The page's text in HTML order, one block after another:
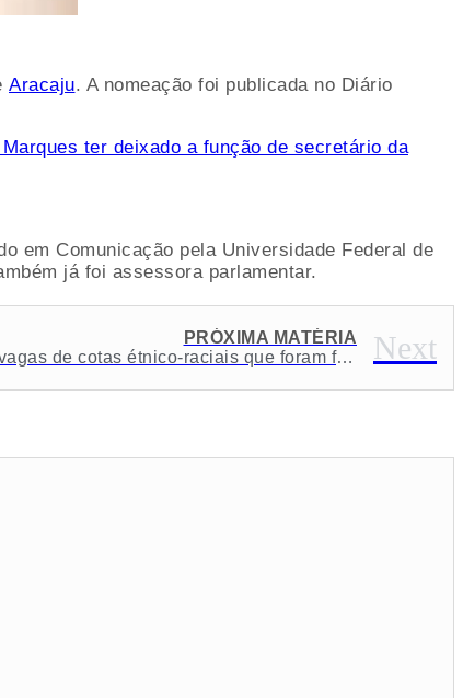
Aracaju. A nomeação foi publicada no Diário
ter deixado a função de secretário da
em Comunicação pela Universidade Federal de
já foi assessora parlamentar.
PRÓXIMA MATÉRIA
UFS é condenada a recompor vagas de cotas étnico-raciais que foram fraudadas
Next